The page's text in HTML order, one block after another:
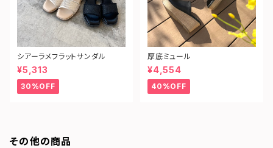
シアーラメフラットサンダル
¥5,313
30%OFF
厚底ミュール
¥4,554
40%OFF
その他の商品